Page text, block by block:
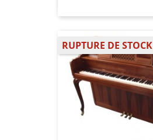
RUPTURE DE STOCK